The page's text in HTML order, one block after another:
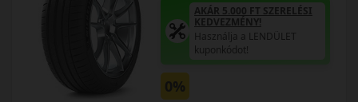
AKÁR 5.000 FT SZERELÉSI
KEDVEZMÉNY!
Használja a LENDÜLET
kuponkódot!
0%